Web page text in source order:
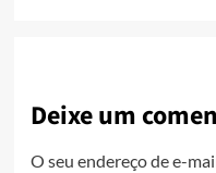
Deixe um
O seu endereço de e-